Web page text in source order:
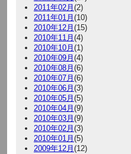
2011年02月 (2)
2011年01月 (10)
2010年12月 (15)
2010年11月 (4)
2010年10月 (1)
2010年09月 (4)
2010年08月 (6)
2010年07月 (6)
2010年06月 (3)
2010年05月 (5)
2010年04月 (9)
2010年03月 (9)
2010年02月 (3)
2010年01月 (5)
2009年12月 (12)